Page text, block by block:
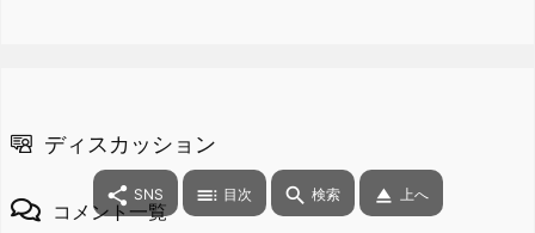
ディスカッション
コメント一覧
 SNS  目次  検索  上へ